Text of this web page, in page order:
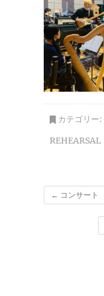
カテゴリー:
REHEARSAL
← コンサート